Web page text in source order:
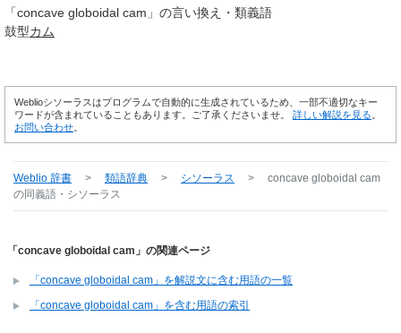
「concave globoidal cam 」の言い換え・類義語
鼓型カム
Weblioシソーラスはプログラムで自動的に生成されているため、一部不適切なキー
ワードが含まれていることもあります。ご了承くださいませ。 詳しい解説を見る
お問い合わせ
Weblio 辞書 > 類語辞典 > シソーラス >
concave globoidal cam
の同義語・シソーラス
「concave globoidal cam」の関連ページ
「concave globoidal cam」を解説文に含む用語の一覧
「concave globoidal cam」を含む用語の索引